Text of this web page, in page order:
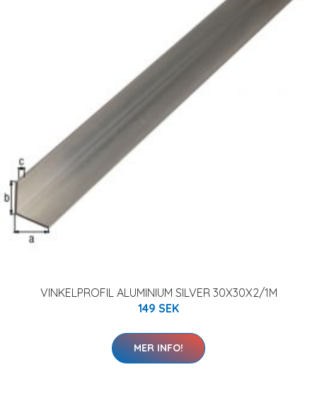
VINKELPROFIL ALUMINIUM SILVER 30X30X2/1M
149 SEK
MER INFO!